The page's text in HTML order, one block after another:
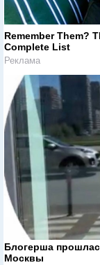
Remember Them?
Complete List
Реклама
Блогерша
Москвы